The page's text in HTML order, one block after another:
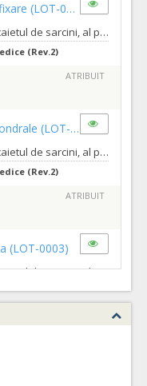
(LOT-0001)
Cant min si max este specificata in caietul de sarcini, al prezentei documentatii.
(Rev.2)
ATRIBUIT
(LOT-0002)
Cant min si max este specificata in caietul de sarcini, al prezentei documentatii.
(Rev.2)
ATRIBUIT
(LOT-0003)
Cant min si max este specificata in caietul de sarcini, al prezentei documentatii.
(Rev.2)